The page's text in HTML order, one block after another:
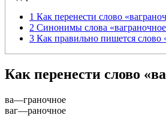
1 Как перенести слово
2 Синонимы слова
3 Как правильно пишется слово
Как перенести слово
ва—граночное
ваг—раночное